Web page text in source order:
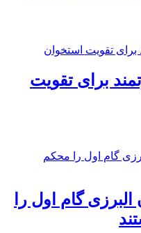
برای تقویت
البرزی گام اول را